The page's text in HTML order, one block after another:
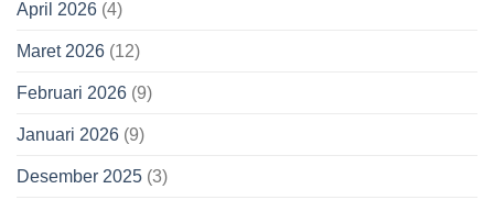
April 2026 (4)
Maret 2026 (12)
Februari 2026 (9)
Januari 2026 (9)
Desember 2025 (3)